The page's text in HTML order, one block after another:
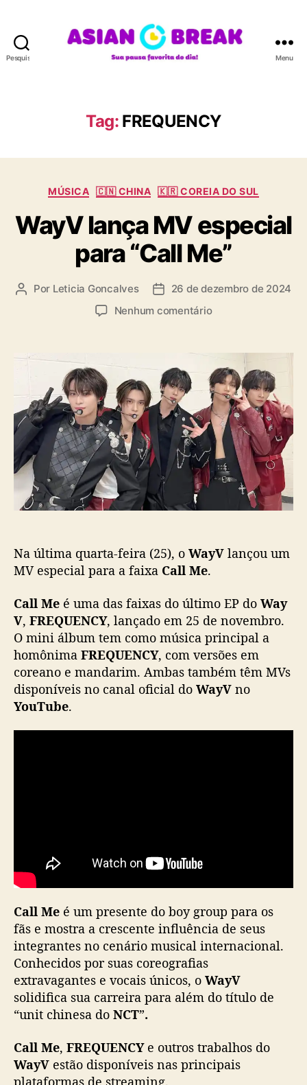
Pesquisar
A
N
R
A
Menu
Tag: FREQUENCY
C
t
e
g
o
i
a
MÚSICA 🇨🇳 CHINA 🇰🇷 COREIA DO SUL
WayV lança MV especial
para “Call Me”
A
o
s
Por Leticia Goncalves
D
p
u
b
i
a
ç
ã
26 de dezembro de 2024
Nenhum comentárioe
y
V
l
a
n
ç
a
M
e
l
p
a
r
a
“
l
Na última quarta-feira (25), o WayV lançou um
MV especial para a faixa Call Me.
Call Me é uma das faixas do último EP do Way
V, FREQUENCY, lançado em 25 de novembro.
O mini álbum tem como música principal a
homônima FREQUENCY, com versões em
coreano e mandarim. Ambas também têm MVs
disponíveis no canal oficial do WayV no
YouTube.
Call Me é um presente do boy group para os
fãs e mostra a crescente influência de seus
integrantes no cenário musical internacional.
Conhecidos por suas coreografias
extravagantes e vocais únicos, o WayV
solidifica sua carreira para além do título de
“unit chinesa do NCT”.
Call Me, FREQUENCYe outros trabalhos do
WayV estão disponíveis nas principais
plataformas de streaming.